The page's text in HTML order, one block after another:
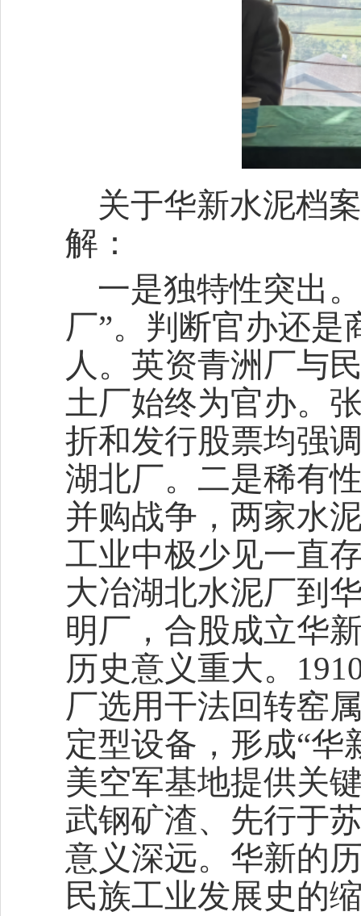
关于华新水泥档
解：
一是独特性突出
厂”。判断官办还
人。英资青洲厂与
土厂始终为官办。
折和发行股票均强
湖北厂。二是稀有
并购战争，两家水
工业中极少见一直
大冶湖北水泥厂到
明厂，合股成立华
历史意义重大。
厂选用干法回转窑
定型设备，形成“华
美空军基地提供关
武钢矿渣、先行于
意义深远。华新的
民族工业发展史的